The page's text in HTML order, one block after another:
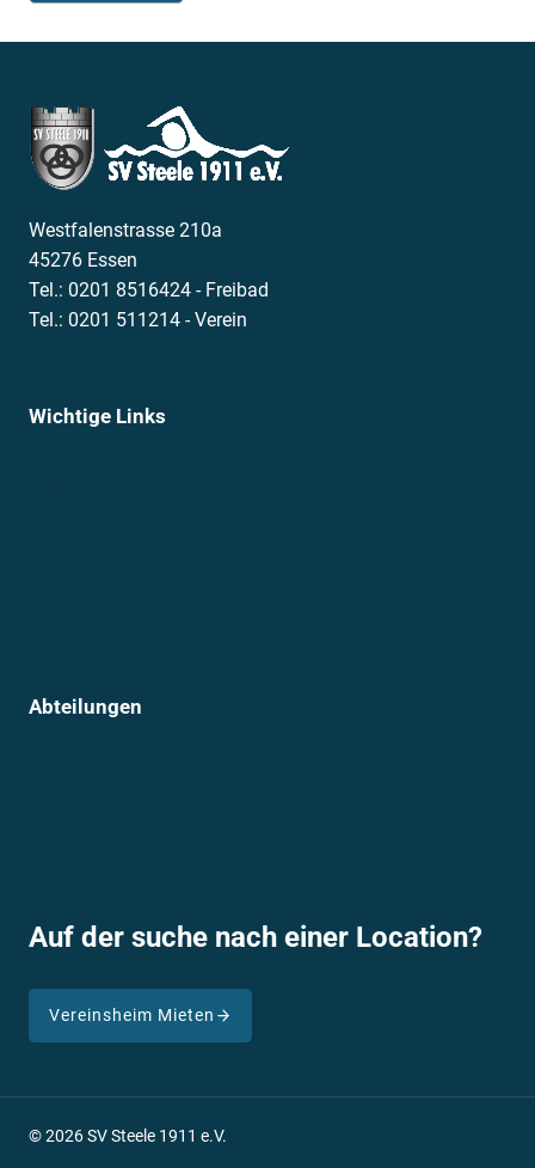
Westfalenstrasse 210a
45276 Essen
Tel.: 0201 8516424 - Freibad
Tel.: 0201 511214 - Verein
Wichtige Links
Abteilungen
Auf der suche nach einer Location?
Vereinsheim Mieten
© 2026 SV Steele 1911 e.V.